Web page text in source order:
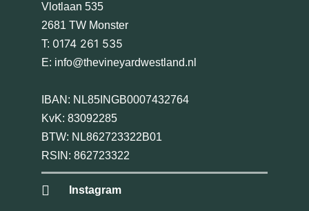
Vlotlaan 535
2681 TW Monster
T: 0174 261 535
E: info@thevineyardwestland.nl
IBAN: NL85INGB0007432764
KvK: 83092285
BTW: NL862723322B01
RSIN: 862723322
Instagram